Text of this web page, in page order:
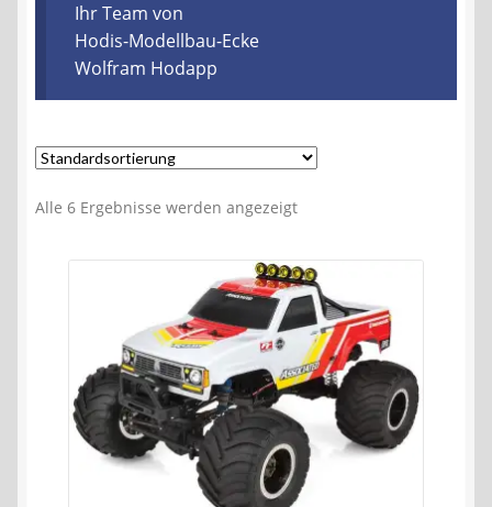
Kontakt
AGB
Widerrufsbelehrung
Datenschutzerklärung
Ihr Team von
Hodis-Modellbau-Ecke
Wolfram Hodapp
Alle 6 Ergebnisse werden angezeigt